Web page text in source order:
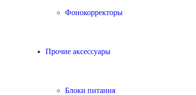
Фонокорректоры
Прочие аксессуары
Блоки питания